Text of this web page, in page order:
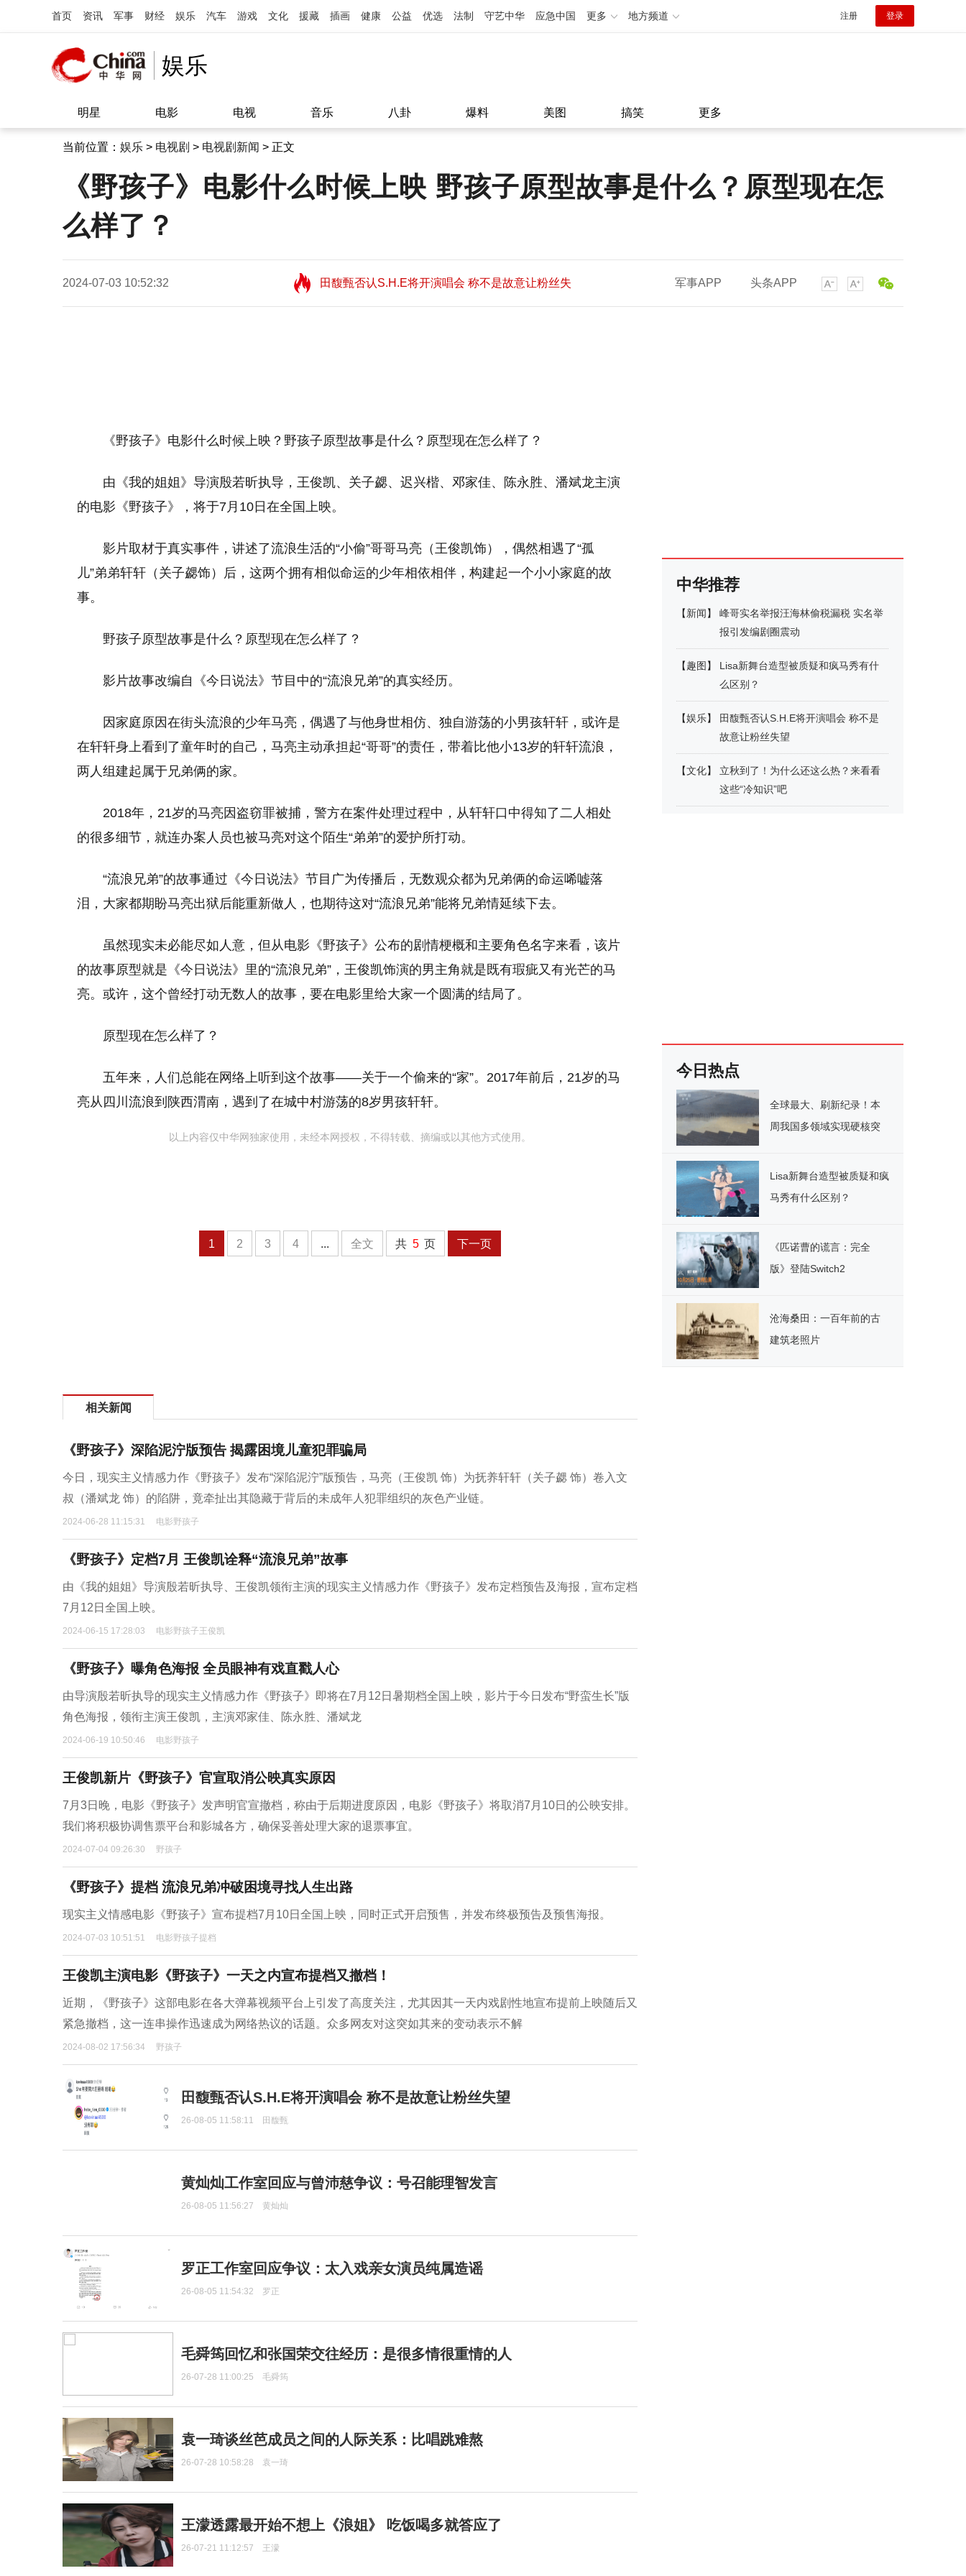
首页 资讯 军事 财经 娱乐 汽车 游戏 文化 援藏 插画 健康 公益 优选 法制 守艺中华 应急中国 更多 地方频道 注册 登录
娱乐
明星 电影 电视 音乐 八卦 爆料 美图 搞笑 更多
当前位置： 娱乐 > 电视剧 > 电视剧新闻 > 正文
《野孩子》电影什么时候上映 野孩子原型故事是什么？原型现在怎
么样了？
2024-07-03 10:52:32
田馥甄否认S.H.E将开演唱会 称不是故意让粉丝失
望11:08
田馥甄否认S.H.E将开演唱会 称不是故意让粉丝失
军事APP 头条APP
《野孩子》电影什么时候上映？野孩子原型故事是什么？原型现在怎么样了？
由《我的姐姐》导演殷若昕执导，王俊凯、关子勰、迟兴楷、邓家佳、陈永胜、潘斌龙主演
的电影《野孩子》，将于7月10日在全国上映。
影片取材于真实事件，讲述了流浪生活的“小偷”哥哥马亮（王俊凯饰），偶然相遇了“孤
儿”弟弟轩轩（关子勰饰）后，这两个拥有相似命运的少年相依相伴，构建起一个小小家庭的故
事。
野孩子原型故事是什么？原型现在怎么样了？
影片故事改编自《今日说法》节目中的“流浪兄弟”的真实经历。
因家庭原因在街头流浪的少年马亮，偶遇了与他身世相仿、独自游荡的小男孩轩轩，或许是
在轩轩身上看到了童年时的自己，马亮主动承担起“哥哥”的责任，带着比他小13岁的轩轩流浪，
两人组建起属于兄弟俩的家。
2018年，21岁的马亮因盗窃罪被捕，警方在案件处理过程中，从轩轩口中得知了二人相处
的很多细节，就连办案人员也被马亮对这个陌生“弟弟”的爱护所打动。
“流浪兄弟”的故事通过《今日说法》节目广为传播后，无数观众都为兄弟俩的命运唏嘘落
泪，大家都期盼马亮出狱后能重新做人，也期待这对“流浪兄弟”能将兄弟情延续下去。
虽然现实未必能尽如人意，但从电影《野孩子》公布的剧情梗概和主要角色名字来看，该片
的故事原型就是《今日说法》里的“流浪兄弟”，王俊凯饰演的男主角就是既有瑕疵又有光芒的马
亮。或许，这个曾经打动无数人的故事，要在电影里给大家一个圆满的结局了。
原型现在怎么样了？
五年来，人们总能在网络上听到这个故事——关于一个偷来的“家”。2017年前后，21岁的马
亮从四川流浪到陕西渭南，遇到了在城中村游荡的8岁男孩轩轩。
以上内容仅中华网独家使用，未经本网授权，不得转载、摘编或以其他方式使用。
1 2 3 4 ... 全文 共 5 页 下一页
相关新闻
《野孩子》深陷泥泞版预告 揭露困境儿童犯罪骗局
今日，现实主义情感力作《野孩子》发布“深陷泥泞”版预告，马亮（王俊凯 饰）为抚养轩轩（关子勰 饰）卷入文
叔（潘斌龙 饰）的陷阱，竟牵扯出其隐藏于背后的未成年人犯罪组织的灰色产业链。
2024-06-28 11:15:31 电影野孩子
《野孩子》定档7月 王俊凯诠释“流浪兄弟”故事
由《我的姐姐》导演殷若昕执导、王俊凯领衔主演的现实主义情感力作《野孩子》发布定档预告及海报，宣布定档
7月12日全国上映。
2024-06-15 17:28:03 电影野孩子王俊凯
《野孩子》曝角色海报 全员眼神有戏直戳人心
由导演殷若昕执导的现实主义情感力作《野孩子》即将在7月12日暑期档全国上映，影片于今日发布“野蛮生长”版
角色海报，领衔主演王俊凯，主演邓家佳、陈永胜、潘斌龙
2024-06-19 10:50:46 电影野孩子
王俊凯新片《野孩子》官宣取消公映真实原因
7月3日晚，电影《野孩子》发声明官宣撤档，称由于后期进度原因，电影《野孩子》将取消7月10日的公映安排。
我们将积极协调售票平台和影城各方，确保妥善处理大家的退票事宜。
2024-07-04 09:26:30 野孩子
《野孩子》提档 流浪兄弟冲破困境寻找人生出路
现实主义情感电影《野孩子》宣布提档7月10日全国上映，同时正式开启预售，并发布终极预告及预售海报。
2024-07-03 10:51:51 电影野孩子提档
王俊凯主演电影《野孩子》一天之内宣布提档又撤档！
近期，《野孩子》这部电影在各大弹幕视频平台上引发了高度关注，尤其因其一天内戏剧性地宣布提前上映随后又
紧急撤档，这一连串操作迅速成为网络热议的话题。众多网友对这突如其来的变动表示不解
2024-08-02 17:56:34 野孩子
田馥甄否认S.H.E将开演唱会 称不是故意让粉丝失望
26-08-05 11:58:11 田馥甄
黄灿灿工作室回应与曾沛慈争议：号召能理智发言
26-08-05 11:56:27 黄灿灿
罗正工作室回应争议：太入戏亲女演员纯属造谣
26-08-05 11:54:32 罗正
毛舜筠回忆和张国荣交往经历：是很多情很重情的人
26-07-28 11:00:25 毛舜筠
袁一琦谈丝芭成员之间的人际关系：比唱跳难熬
26-07-28 10:58:28 袁一琦
王濛透露最开始不想上《浪姐》 吃饭喝多就答应了
26-07-21 11:12:57 王濛
中华推荐
【新闻】
峰哥实名举报汪海林偷税漏税 实名举
报引发编剧圈震动
【趣图 】
Lisa新舞台造型被质疑和疯马秀有什
么区别？
【娱乐】
田馥甄否认S.H.E将开演唱会 称不是
故意让粉丝失望
【文化】
立秋到了！为什么还这么热？来看看
这些“冷知识”吧
今日热点
全球最大、刷新纪录！本
周我国多领域实现硬核突
Lisa新舞台造型被质疑和疯
马秀有什么区别？
《匹诺曹的谎言：完全
版》登陆Switch2
沧海桑田：一百年前的古
建筑老照片